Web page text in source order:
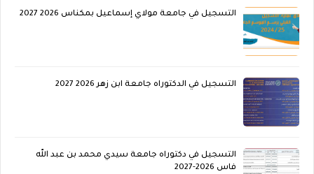
التسجيل في جامعة مولاي إسماعيل بمكناس 2026 2027
التسجيل في الدكتوراه جامعة ابن زهر 2026 2027
التسجيل في دكتوراه جامعة سيدي محمد بن عبد الله
فاس 2026-2027